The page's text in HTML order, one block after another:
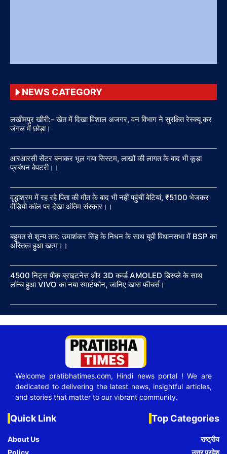
NEWS CATEGORY
लखीमपुर खीरी:- खेत में दिखा विशाल अजगर, वन विभाग ने सुरक्षित रेस्क्यू कर
जंगल में छोड़ा।
आरआरसी सेंटर बनाकर भूल गया सिस्टम, लाखों की लागत के बाद भी कूड़ा
प्रबंधन बेपटरी।।
वृद्धाश्रम में रह रहे पिता की मौत के बाद भी नहीं पहुंचीं बेटियां, ₹5100 भेजकर
वीडियो कॉल पर देखा अंतिम संस्कार।।
बहुमत से शून्य तक: उमाशंकर सिंह के निधन के साथ यूपी विधानसभा में BSP का
अस्तित्व हुआ खत्म।।
4500 निट्स पीक ब्राइटनेस और 3D कर्व्ड AMOLED डिस्प्ले के साथ
लॉन्च हुआ VIVO का नया स्मार्टफोन, जानिए खास फीचर्स।
Welcome pratibhatimes.com, Hindi news portal ! We are
dedicated to delivering the latest news, insightful articles,
and stories that matter to our vibrant community.
Quick Link
About Us
Top Categories
राष्ट्रीय